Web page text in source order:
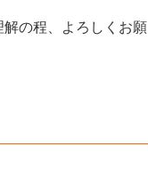
の程、よろしくお願